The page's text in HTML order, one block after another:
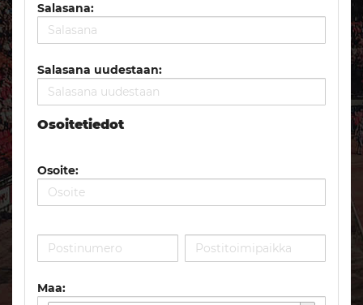
Salasana:
Salasana uudestaan:
Osoitetiedot
Osoite:
Maa: